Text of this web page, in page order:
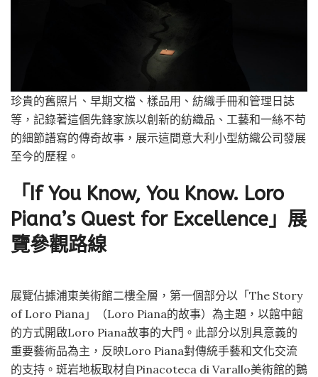
珍貴的舊照片、早期文檔、樣品用、紡織手冊和管理日誌
等，記錄著這個先鋒家族以創新的紡織品、工藝和一絲不苟
的細節譜寫的傳奇故事，展示這間意大利小型紡織公司發展
至今的歷程。
「If You Know, You Know. Loro
Piana’s Quest for Excellence」展
覽參觀路線
展覽佔據浦東美術館二樓全層，第一個部分以「The Story
of Loro Piana」（Loro Piana的故事）為主題，以館中館
的方式開啟Loro Piana故事的大門。此部分以別具意義的
重要藝術品為主，反映Loro Piana對傳統手藝和文化交流
的支持。斑岩地板取材自Pinacoteca di Varallo美術館的鵝